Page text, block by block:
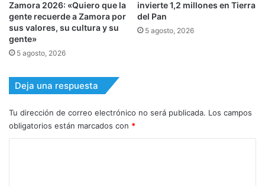
Zamora 2026: «Quiero que la
gente recuerde a Zamora por
sus valores, su cultura y su
gente»
5 agosto, 2026
invierte 1,2 millones en Tierra
del Pan
5 agosto, 2026
Deja una respuesta
Tu dirección de correo electrónico no será publicada. Los campos
obligatorios están marcados con *